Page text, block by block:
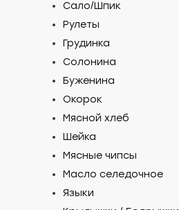
Cало/Шпик
Рулеты
Грудинка
Солонина
Буженина
Окорок
Мясной хлеб
Шейка
Мясные чипсы
Масло селедочное
Языки